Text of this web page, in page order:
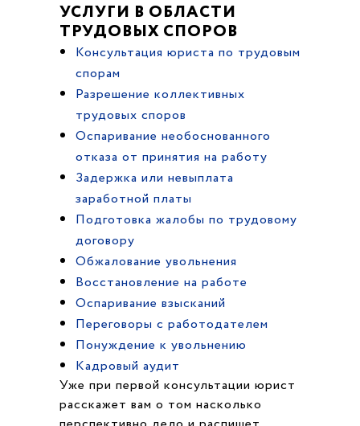
УСЛУГИ В ОБЛАСТИ
ТРУДОВЫХ СПОРОВ
Консультация юриста по трудовым
спорам
Разрешение коллективных
трудовых споров
Оспаривание необоснованного
отказа от принятия на работу
Задержка или невыплата
заработной платы
Подготовка жалобы по трудовому
договору
Обжалование увольнения
Восстановление на работе
Оспаривание взысканий
Переговоры с работодателем
Понуждение к увольнению
Кадровый аудит
Уже при первой консультации юрист
расскажет вам о том насколько